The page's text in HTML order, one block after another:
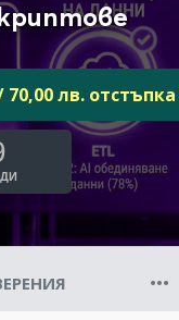
70,00 лв. отстъпка